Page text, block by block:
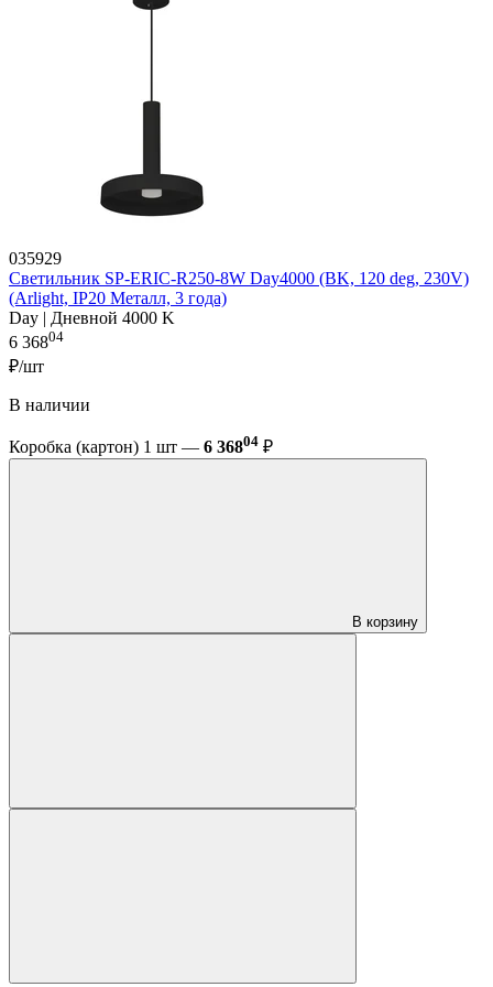
035929
Светильник SP-ERIC-R250-8W Day4000 (BK, 120 deg, 230V)
(Arlight, IP20 Металл, 3 года)
Day | Дневной 4000 K
6 36804
₽/шт
В наличии
Коробка (картон) 1 шт — 6 36804 ₽
В корзину